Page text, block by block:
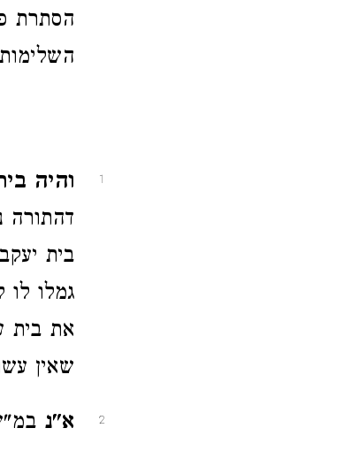
הסתרת
1 והיה
דהתורה
בית
גמלו
את בית
שאין
2 א"נ